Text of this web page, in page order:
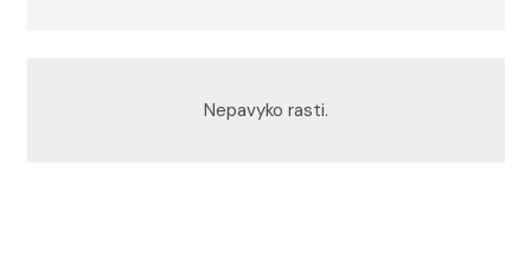
Nepavyko rasti.